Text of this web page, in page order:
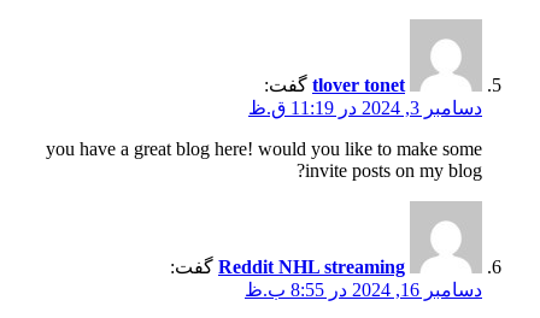
tlover tonet گفت:
دسامبر 3, 2024 در 11:19 ق.ظ
you have a great blog here! would you like to make some
invite posts on my blog?
Reddit NHL streaming گفت:
دسامبر 16, 2024 در 8:55 ب.ظ